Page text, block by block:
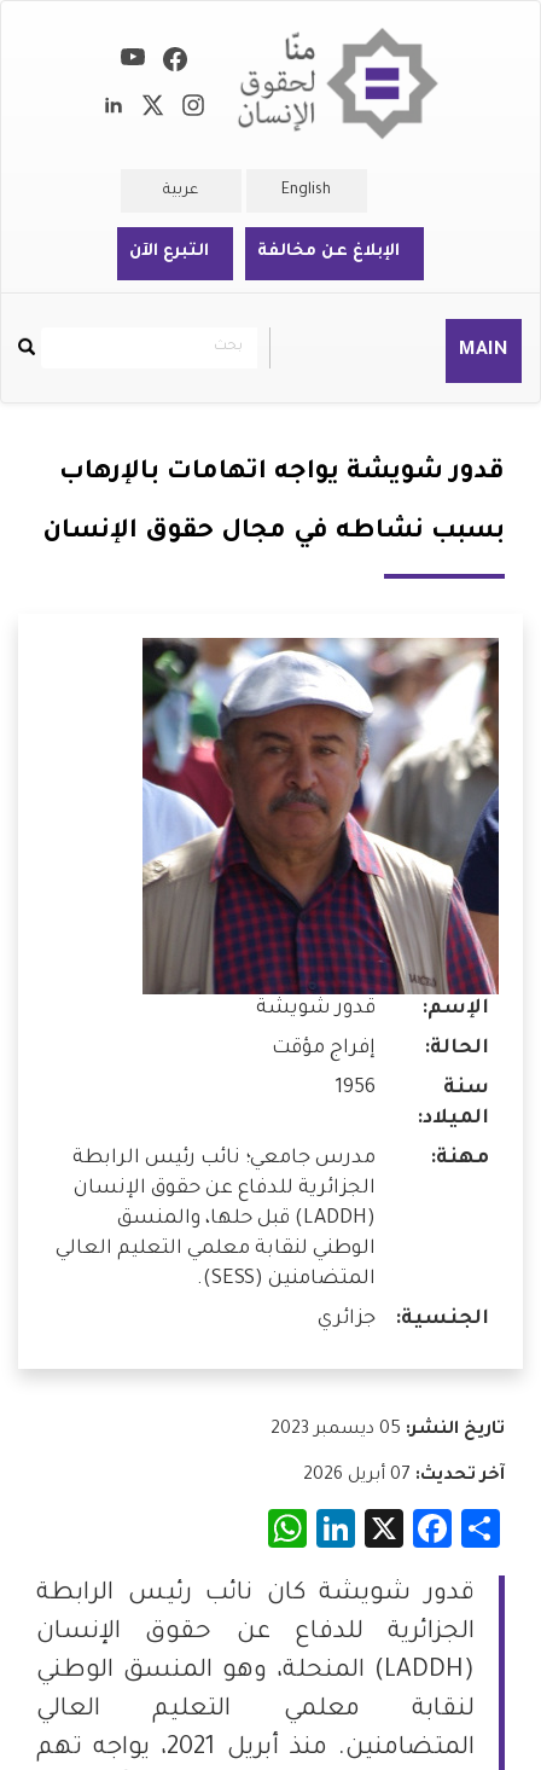
English عربية
الإبلاغ عن مخالفة التبرع الآن
MAIN
Rechercher
بحث
قدور شويشة يواجه اتهامات بالإرهاب
بسبب نشاطه في مجال حقوق الإنسان
الإسم:
قدور شويشة
الحالة:
إفراج مؤقت
سنة
الميلاد:
1956
مهنة:
مدرس جامعي؛ نائب رئيس الرابطة
الجزائرية للدفاع عن حقوق الإنسان
(LADDH) قبل حلها، والمنسق
الوطني لنقابة معلمي التعليم العالي
المتضامنين (SESS).
الجنسية:
جزائري
تاريخ النشر:
آخر تحديث:
Share
Facebook
LinkedIn
قدور شويشة كان نائب رئيس الرابطة
الجزائرية للدفاع عن حقوق الإنسان
(LADDH) المنحلة، وهو المنسق الوطني
لنقابة معلمي التعليم العالي
المتضامنين. منذ أبريل 2021، يواجه تهم